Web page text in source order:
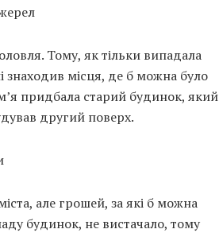
Тому, як тільки випадала
знаходив місця, де б можна було
придбала старий будинок, який
другий поверх.
але грошей, за які б можна
будинок, не вистачало, тому